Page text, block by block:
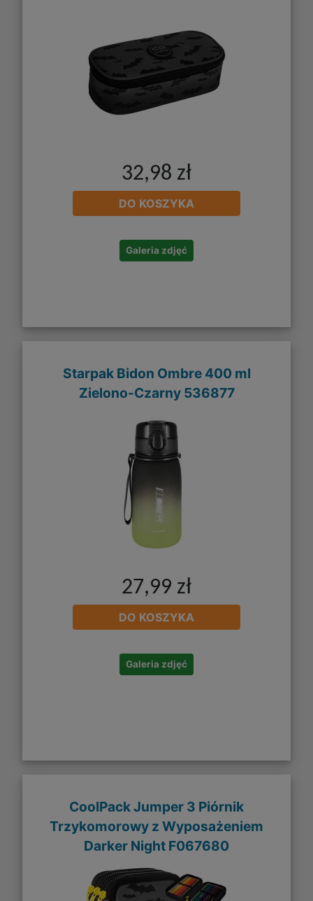
32,98 zł
DO KOSZYKA
Galeria zdjęć
Starpak Bidon Ombre 400 ml
Zielono-Czarny 536877
27,99 zł
DO KOSZYKA
Galeria zdjęć
CoolPack Jumper 3 Piórnik
Trzykomorowy z Wyposażeniem
Darker Night F067680